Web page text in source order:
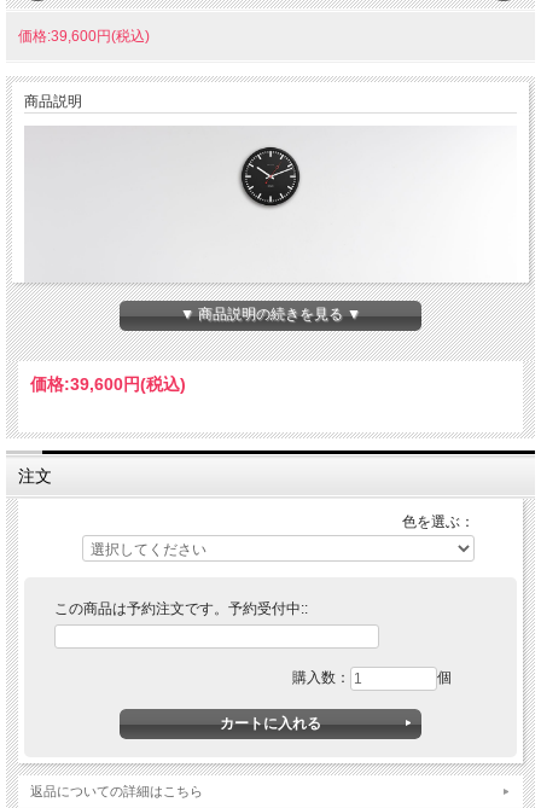
価格:39,600円(税込)
商品説明
ドイツ・ヘルムレのデザイン掛け時計。伝統的なステーションクロック。スイス国
鉄駅に設置されてる、視認性の優れた「スイス・レイルウェイ・ステーションクロ
ック」のレプリカバージョンです。シンプルなデザインと見やすい文字盤が根強い
人気のデザイン掛時計です。壁掛けタイプ、クオーツ式単三電池１個装着自動式、
■サイズ : 30×30×5ｃｍ
■素材:ステンレススチール、ガラス
て保証致します。
ございます（約１ヶ月）、ご注文後に別途発送予定をお知らせ致します。ご注文後
▼ 商品説明の続きを見る ▼
価格:39,600円(税込)
注文
色を選ぶ：
この商品は予約注文です。予約受付中::
購入数： 個
返品についての詳細はこちら